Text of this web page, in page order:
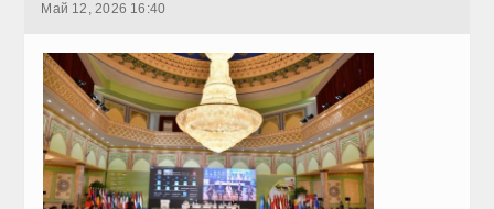
Май 12, 2026 16:40